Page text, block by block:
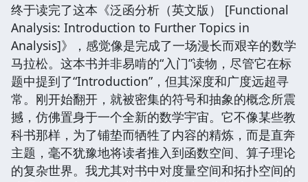
终于读完了这本《泛函分析（英文版） [Functional
Analysis: Introduction to Further Topics in
Analysis]》，感觉像是完成了一场漫长而艰辛的数学
马拉松。这本书并非易啃的“入门”读物，尽管它在标
题中提到了“Introduction”，但其深度和广度远超寻
常。刚开始翻开，就被密集的符号和抽象的概念所震
撼，仿佛置身于一个全新的数学宇宙。它不像某些教
科书那样，为了铺垫而牺牲了内容的精炼，而是直奔
主题，毫不犹豫地将读者推入到函数空间、算子理论
的复杂世界。我尤其对书中对度量空间和拓扑空间的